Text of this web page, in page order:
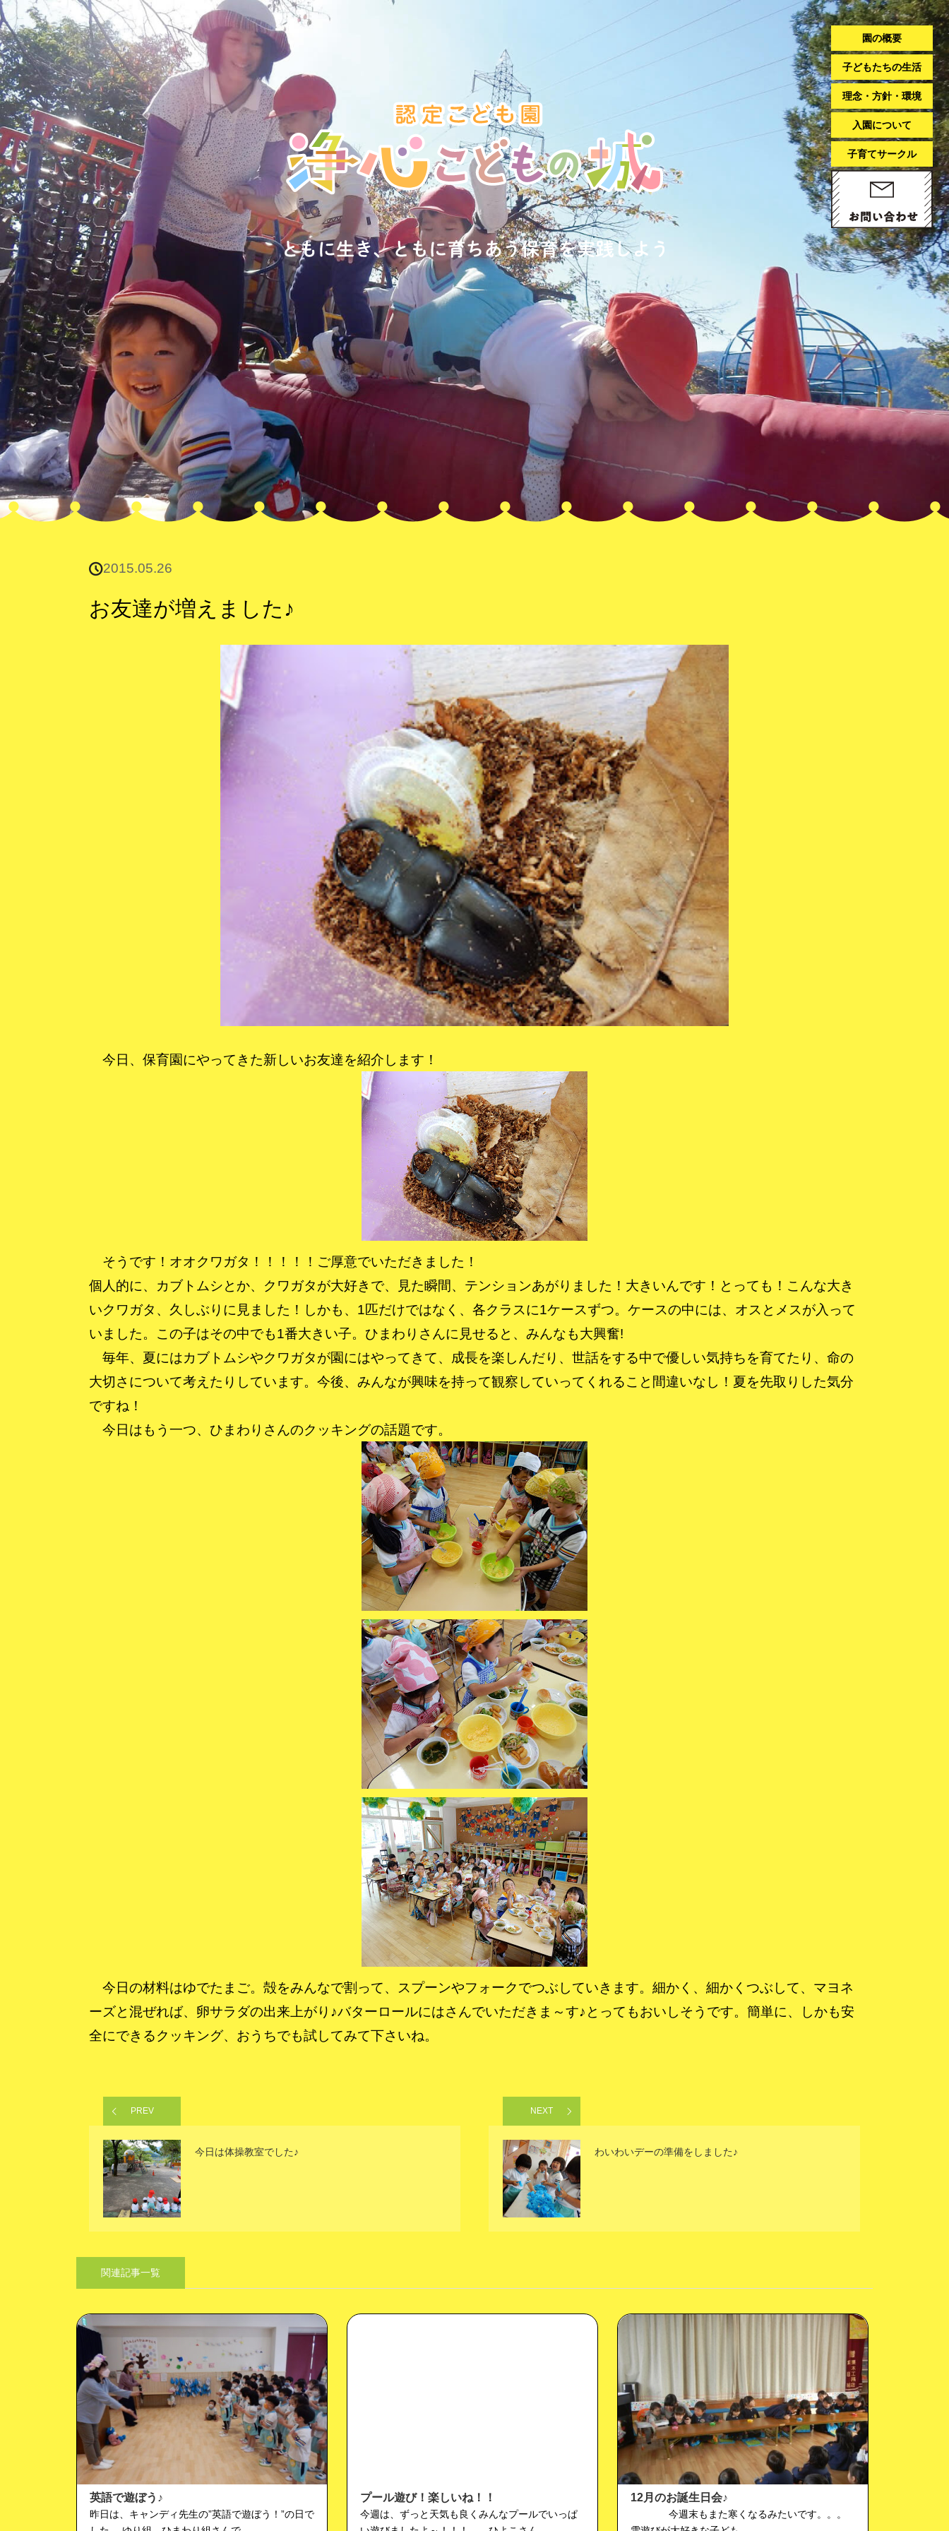
園の概要
子どもたちの生活
理念・方針・環境
入園について
子育てサークル
2015.05.26
お友達が増えました♪
今日、保育園にやってきた新しいお友達を紹介します！
そうです！オオクワガタ！！！！！ご厚意でいただきました！
個人的に、カブトムシとか、クワガタが大好きで、見た瞬間、テンションあがりました！大きいんです！とっても！こんな大き
いクワガタ、久しぶりに見ました！しかも、1匹だけではなく、各クラスに1ケースずつ。ケースの中には、オスとメスが入って
いました。この子はその中でも1番大きい子。ひまわりさんに見せると、みんなも大興奮!
毎年、夏にはカブトムシやクワガタが園にはやってきて、成長を楽しんだり、世話をする中で優しい気持ちを育てたり、命の
大切さについて考えたりしています。今後、みんなが興味を持って観察していってくれること間違いなし！夏を先取りした気分
ですね！
今日はもう一つ、ひまわりさんのクッキングの話題です。
今日の材料はゆでたまご。殻をみんなで割って、スプーンやフォークでつぶしていきます。細かく、細かくつぶして、マヨネ
ーズと混ぜれば、卵サラダの出来上がり♪バターロールにはさんでいただきま～す♪とってもおいしそうです。簡単に、しかも安
全にできるクッキング、おうちでも試してみて下さいね。
PREV
今日は体操教室でした♪
NEXT
わいわいデーの準備をしました♪
関連記事一覧
英語で遊ぼう♪
昨日は、キャンディ先生の”英語で遊ぼう！”の日で
プール遊び！楽しいね！！
今週は、ずっと天気も良くみんなプールでいっぱ
12月のお誕生日会♪
今週末もまた寒くなるみたいです。。。